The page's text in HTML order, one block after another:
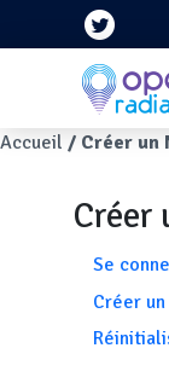
Aller au contenu
Fil d'Ariane
Accueil Créer un
Créer
Se
Créer